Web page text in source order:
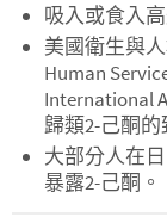
吸入或食入
美國衛生與
Human
International
歸類2-己酮的
大部分人在
暴露2-己酮。